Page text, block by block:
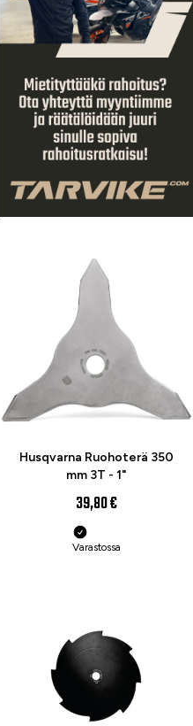
Husqvarna Ruohoterä 350
mm 3T - 1"
39,80 €
Varastossa